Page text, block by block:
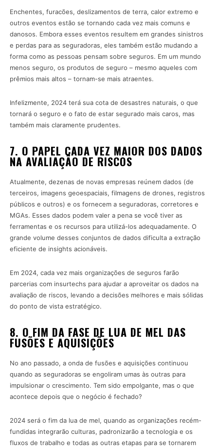
Enchentes, furacões, deslizamentos de terra, calor extremo e
outros eventos estão se tornando cada vez mais comuns e
danosos. Embora esses eventos resultem em grandes sinistros
e perdas para as seguradoras, eles também estão mudando a
forma como as pessoas pensam sobre seguros. Em um mundo
menos seguro, os produtos de seguro – mesmo aqueles com
prêmios mais altos – tornam-se mais atraentes.
Infelizmente, 2024 terá sua cota de desastres naturais, o que
tornará o seguro e o fato de estar segurado mais caros, mas
também mais claramente prudentes.
7. O PAPEL CADA VEZ MAIOR DOS DADOS
NA AVALIAÇÃO DE RISCOS
Atualmente, dezenas de novas empresas reúnem dados (de
terceiros, imagens geoespaciais, filmagens de drones, registros
públicos e outros) e os fornecem a seguradoras, corretores e
MGAs. Esses dados podem valer a pena se você tiver as
ferramentas e os recursos para utilizá-los adequadamente. O
grande volume desses conjuntos de dados dificulta a extração
eficiente de insights acionáveis.
Em 2024, cada vez mais organizações de seguros farão
parcerias com insurtechs para ajudar a aproveitar os dados na
avaliação de riscos, levando a decisões melhores e mais sólidas
do ponto de vista estratégico.
8. O FIM DA FASE DE LUA DE MEL DAS
FUSÕES E AQUISIÇÕES
No ano passado, a onda de fusões e aquisições continuou
quando as seguradoras se engoliram umas às outras para
impulsionar o crescimento. Tem sido empolgante, mas o que
acontece depois que o negócio é fechado?
2024 será o fim da lua de mel, quando as organizações recém-
fundidas integrarão culturas, padronizarão a tecnologia e os
fluxos de trabalho e todas as outras etapas para se tornarem